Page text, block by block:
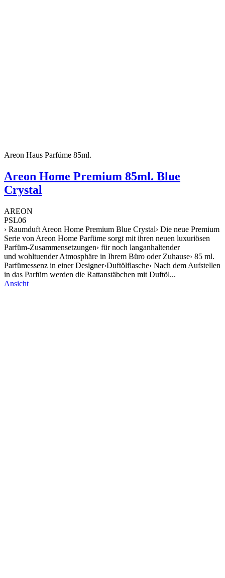
Areon Haus Parfüme 85ml.
Areon Home Premium 85ml. Blue
Crystal
AREON
PSL06
› Raumduft Areon Home Premium Blue Crystal› Die neue Premium
Serie von Areon Home Parfüme sorgt mit ihren neuen luxuriösen
Parfüm-Zusammensetzungen› für noch langanhaltender
und wohltuender Atmosphäre in Ihrem Büro oder Zuhause› 85 ml.
Parfümessenz in einer Designer›Duftölflasche› Nach dem Aufstellen
in das Parfüm werden die Rattanstäbchen mit Duftöl...
Ansicht